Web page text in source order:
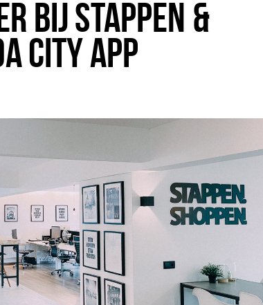
BIJ STAPPEN &
CITY APP